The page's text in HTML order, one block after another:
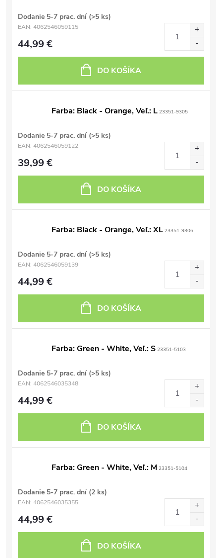
Dodanie 5-7 prac. dní (>5 ks)
EAN: 4062546059115
44,99 €
DO KOŠÍKA
Farba: Black - Orange, Veľ.: L 23351-9305
Dodanie 5-7 prac. dní (>5 ks)
EAN: 4062546059122
39,99 €
DO KOŠÍKA
Farba: Black - Orange, Veľ.: XL 23351-9306
Dodanie 5-7 prac. dní (>5 ks)
EAN: 4062546059139
44,99 €
DO KOŠÍKA
Farba: Green - White, Veľ.: S 23351-5103
Dodanie 5-7 prac. dní (>5 ks)
EAN: 4062546035348
44,99 €
DO KOŠÍKA
Farba: Green - White, Veľ.: M 23351-5104
Dodanie 5-7 prac. dní (2 ks)
EAN: 4062546035355
44,99 €
DO KOŠÍKA